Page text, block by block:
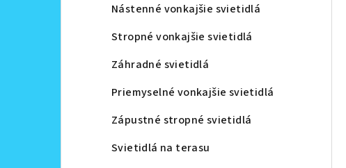
Nástenné vonkajšie svietidlá
Stropné vonkajšie svietidlá
Záhradné svietidlá
Priemyselné vonkajšie svietidlá
Zápustné stropné svietidlá
Svietidlá na terasu